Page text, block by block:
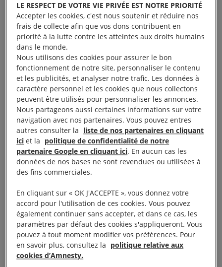
Table de presse avec les 10 pétitions des 10 jours
pour signer
Installation dans le hall d’entrée du Cinéma des
cinéastes après le passage en caisse des
spectateurs auxquels il est proposé de venir signer
les pétitions et de s’informer, si nécessaire, sur
l’action d’Amnesty International ; passage éventuel
dans la queue avec 1 ou 2 pétitions sur un support
LE RESPECT DE VOTRE VIE PRIVÉE EST NOTRE PRIORITÉ
Accepter les cookies, c'est nous soutenir et réduire nos
frais de collecte afin que vos dons contribuent en
priorité à la lutte contre les atteintes aux droits humains
dans le monde.
Nous utilisons des cookies pour assurer le bon
fonctionnement de notre site, personnaliser le contenu
et les publicités, et analyser notre trafic. Les données à
caractère personnel et les cookies que nous collectons
peuvent être utilisés pour personnaliser les annonces.
Nous partageons aussi certaines informations sur votre
navigation avec nos partenaires. Vous pouvez entres
autres consulter la liste de nos partenaires en cliquant
ici et la politique de confidentialité de notre
partenaire Google en cliquant ici. En aucun cas les
données de nos bases ne sont revendues ou utilisées à
des fins commerciales.
En cliquant sur « OK J'ACCEPTE », vous donnez votre
accord pour l'utilisation de ces cookies. Vous pouvez
également continuer sans accepter, et dans ce cas, les
paramètres par défaut des cookies s'appliqueront. Vous
pouvez à tout moment modifier vos préférences. Pour
en savoir plus, consultez la politique relative aux
cookies d’Amnesty.